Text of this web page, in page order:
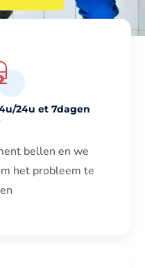
24u et 7dagen
bellen en we
het probleem te